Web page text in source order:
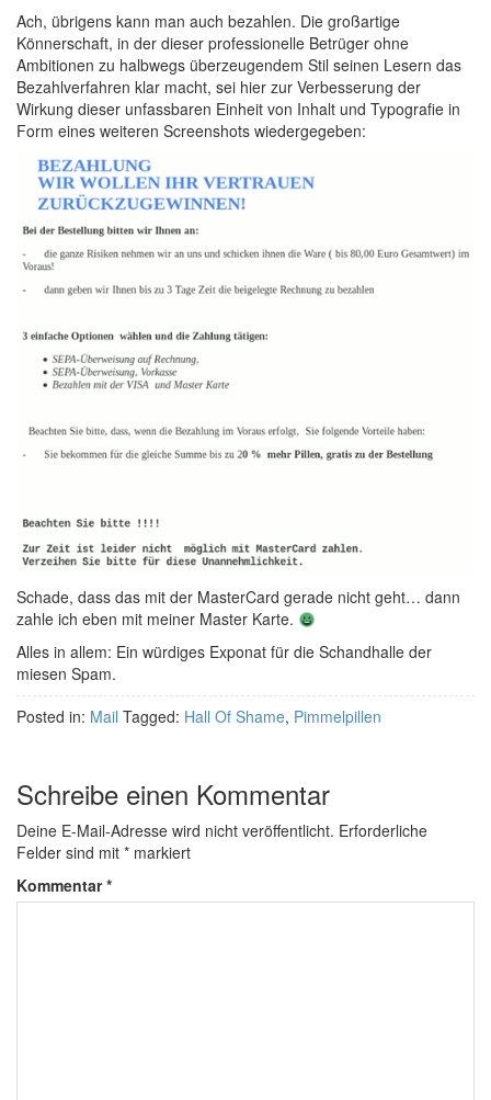
Ach, übrigens kann man auch bezahlen. Die großartige
Könnerschaft, in der dieser professionelle Betrüger ohne
Ambitionen zu halbwegs überzeugendem Stil seinen Lesern das
Bezahlverfahren klar macht, sei hier zur Verbesserung der
Wirkung dieser unfassbaren Einheit von Inhalt und Typografie in
Form eines weiteren Screenshots wiedergegeben:
Schade, dass das mit der MasterCard gerade nicht geht… dann
zahle ich eben mit meiner Master Karte.
Alles in allem: Ein würdiges Exponat für die Schandhalle der
miesen Spam.
Posted in: Mail Tagged: Hall Of Shame, Pimmelpillen
Schreibe einen Kommentar
Deine E-Mail-Adresse wird nicht veröffentlicht. Erforderliche
Felder sind mit * markiert
Kommentar*